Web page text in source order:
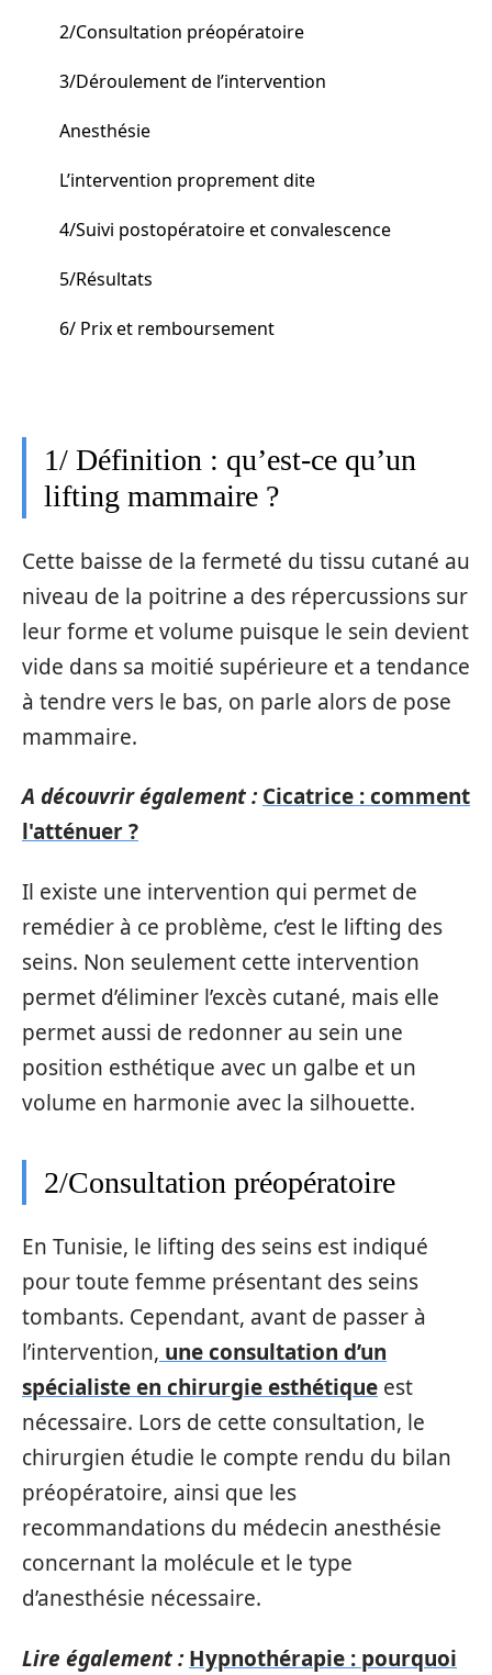
2/Consultation préopératoire
3/Déroulement de l’intervention
Anesthésie
L’intervention proprement dite
4/Suivi postopératoire et convalescence
5/Résultats
6/ Prix et remboursement
1/ Définition : qu’est-ce qu’un
lifting mammaire ?
Cette baisse de la fermeté du tissu cutané au
niveau de la poitrine a des répercussions sur
leur forme et volume puisque le sein devient
vide dans sa moitié supérieure et a tendance
à tendre vers le bas, on parle alors de pose
mammaire.
A découvrir également : Cicatrice : comment
l'atténuer ?
Il existe une intervention qui permet de
remédier à ce problème, c’est le lifting des
seins. Non seulement cette intervention
permet d’éliminer l’excès cutané, mais elle
permet aussi de redonner au sein une
position esthétique avec un galbe et un
volume en harmonie avec la silhouette.
2/Consultation préopératoire
En Tunisie, le lifting des seins est indiqué
pour toute femme présentant des seins
tombants. Cependant, avant de passer à
l’intervention, une consultation d’un
spécialiste en chirurgie esthétique est
nécessaire. Lors de cette consultation, le
chirurgien étudie le compte rendu du bilan
préopératoire, ainsi que les
recommandations du médecin anesthésie
concernant la molécule et le type
d’anesthésie nécessaire.
Lire également : Hypnothérapie : pourquoi